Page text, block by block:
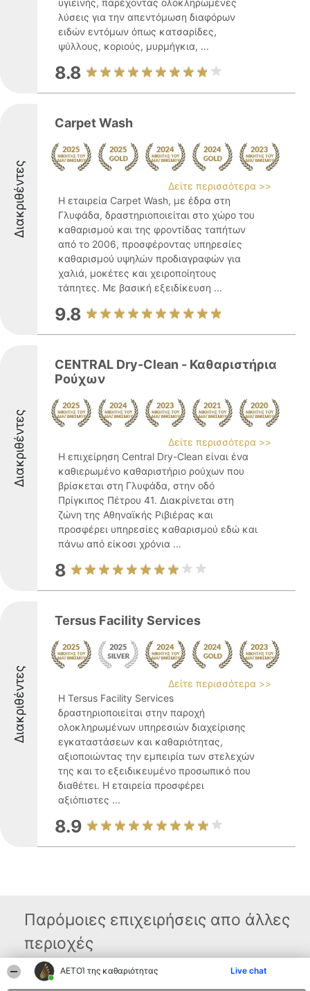
ΑΕΤΟΊ της καθαριότητας Live chat
υγιεινής, παρέχοντας ολοκληρωμένες
λύσεις για την απεντόμωση διαφόρων
ειδών εντόμων όπως κατσαρίδες,
ψύλλους, κοριούς, μυρμήγκια, ...
8.8
Διακριθέντες
Carpet Wash
Δείτε περισσότερα >>
Η εταιρεία Carpet Wash, με έδρα στη
Γλυφάδα, δραστηριοποιείται στο χώρο του
καθαρισμού και της φροντίδας ταπήτων
από το 2006, προσφέροντας υπηρεσίες
καθαρισμού υψηλών προδιαγραφών για
χαλιά, μοκέτες και χειροποίητους
τάπητες. Με βασική εξειδίκευση ...
9.8
Διακριθέντες
CENTRAL Dry-Clean - Καθαριστήρια
Ρούχων
Δείτε περισσότερα >>
Η επιχείρηση Central Dry-Clean είναι ένα
καθιερωμένο καθαριστήριο ρούχων που
βρίσκεται στη Γλυφάδα, στην οδό
Πρίγκιπος Πέτρου 41. Διακρίνεται στη
ζώνη της Αθηναϊκής Ριβιέρας και
προσφέρει υπηρεσίες καθαρισμού εδώ και
πάνω από είκοσι χρόνια ...
8
Διακριθέντες
Tersus Facility Services
Δείτε περισσότερα >>
Η Tersus Facility Services
δραστηριοποιείται στην παροχή
ολοκληρωμένων υπηρεσιών διαχείρισης
εγκαταστάσεων και καθαριότητας,
αξιοποιώντας την εμπειρία των στελεχών
της και το εξειδικευμένο προσωπικό που
διαθέτει. Η εταιρεία προσφέρει
αξιόπιστες ...
8.9
Παρόμοιες επιχειρήσεις απο άλλες
περιοχές